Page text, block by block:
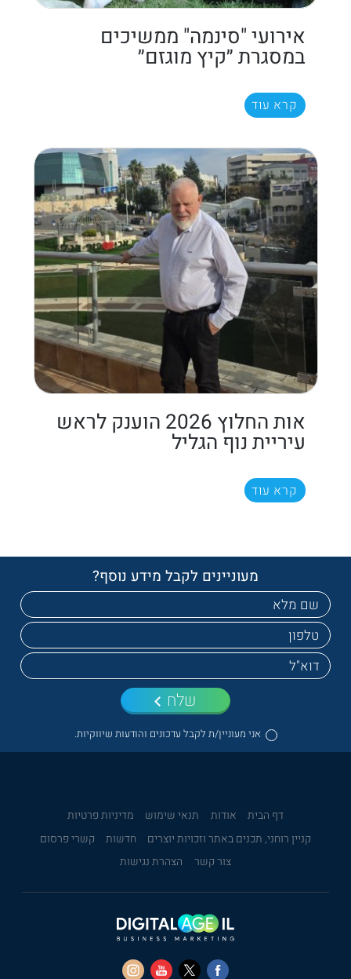
אירועי "סינמה" ממשיכים
במסגרת ״קיץ מוגזם״
קרא עוד
אות החלוץ 2026 הוענק לראש
עיריית נוף הגליל
קרא עוד
מעוניינים לקבל מידע נוסף?
אני מעוניין/ת לקבל עדכונים והודעות שיווקיות.
שלח
דף הבית אודות תנאי שימוש
מדיניות פרטיות
קניין רוחני, תכנים באתר וזכויות יוצרים
חדשות
קשרי פרסום
צור קשר
הצהרת נגישות